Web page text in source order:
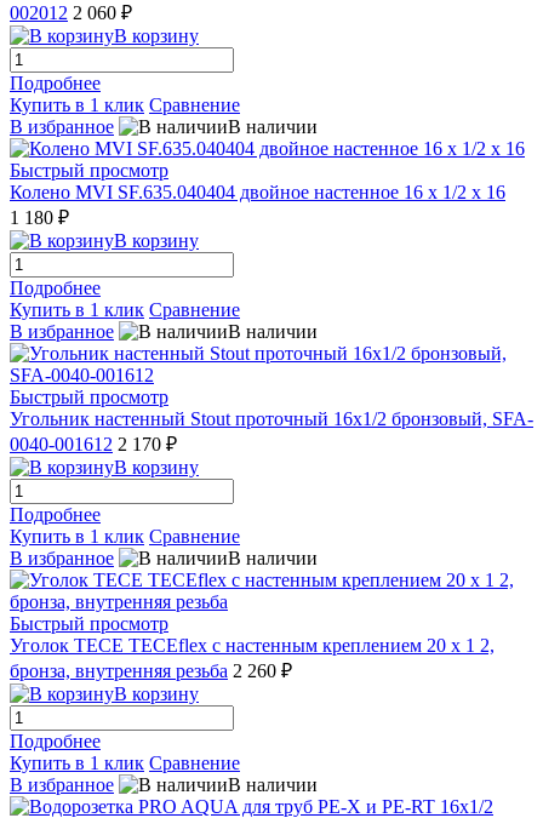
002012 2 060 ₽
В корзину
Подробнее
Купить в 1 клик Сравнение
В избранное
В наличии
Быстрый просмотр
Колено MVI SF.635.040404 двойное настенное 16 x 1/2 x 16
1 180 ₽
В корзину
Подробнее
Купить в 1 клик Сравнение
В избранное
В наличии
Быстрый просмотр
Угольник настенный Stout проточный 16x1/2 бронзовый, SFA-
0040-001612 2 170 ₽
В корзину
Подробнее
Купить в 1 клик Сравнение
В избранное
В наличии
Быстрый просмотр
Уголок TECE TECEflex с настенным креплением 20 х 1 2,
бронза, внутренняя резьба 2 260 ₽
В корзину
Подробнее
Купить в 1 клик Сравнение
В избранное
В наличии